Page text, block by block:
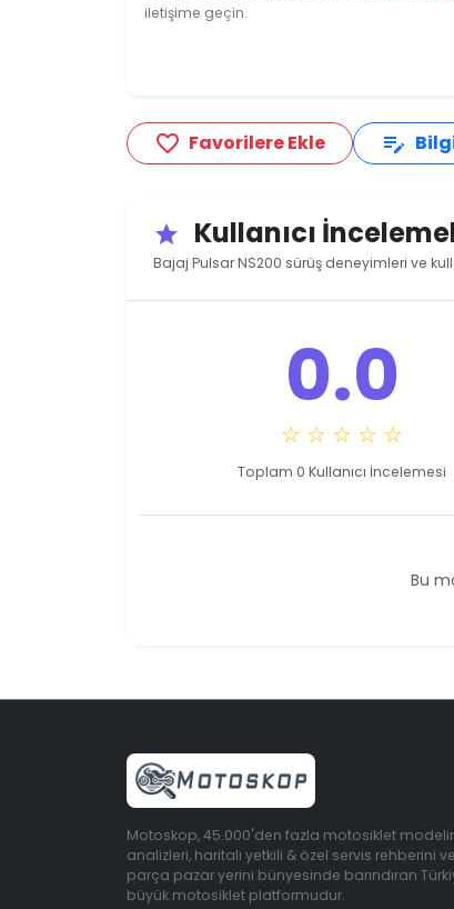
iletişime geçin.
favorite_border Favorilere Ekle edit_note
star Kullanıcı
Bajaj Pulsar NS200 sürüş deneyimleri ve
0.0
☆ ☆ ☆ ☆ ☆
Toplam 0 Kullanıcı İncelemesi
Bu
Motoskop, 45.000'den fazla motosiklet
analizleri, haritalı yetkili & özel servis rehberini
parça pazar yerini bünyesinde barındıran
büyük motosiklet platformudur.